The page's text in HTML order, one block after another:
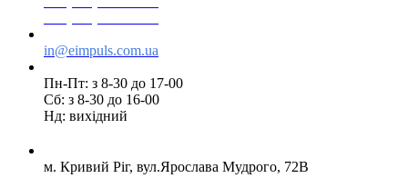
in@eimpuls.com.ua
Пн-Пт: з 8-30 до 17-00
Сб: з 8-30 до 16-00
Нд: вихідний
м. Кривий Ріг, вул.Ярослава Мудрого, 72В